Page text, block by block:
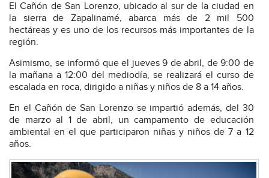
El Cañón de San Lorenzo, ubicado al sur de la ciudad en
la sierra de Zapalinamé, abarca más de 2 mil 500
hectáreas y es uno de los recursos más importantes de la
región.
Asimismo, se informó que el jueves 9 de abril, de 9:00 de
la mañana a 12:00 del mediodía, se realizará el curso de
escalada en roca, dirigido a niñas y niños de 8 a 14 años.
En el Cañón de San Lorenzo se impartió además, del 30
de marzo al 1 de abril, un campamento de educación
ambiental en el que participaron niñas y niños de 7 a 12
años.